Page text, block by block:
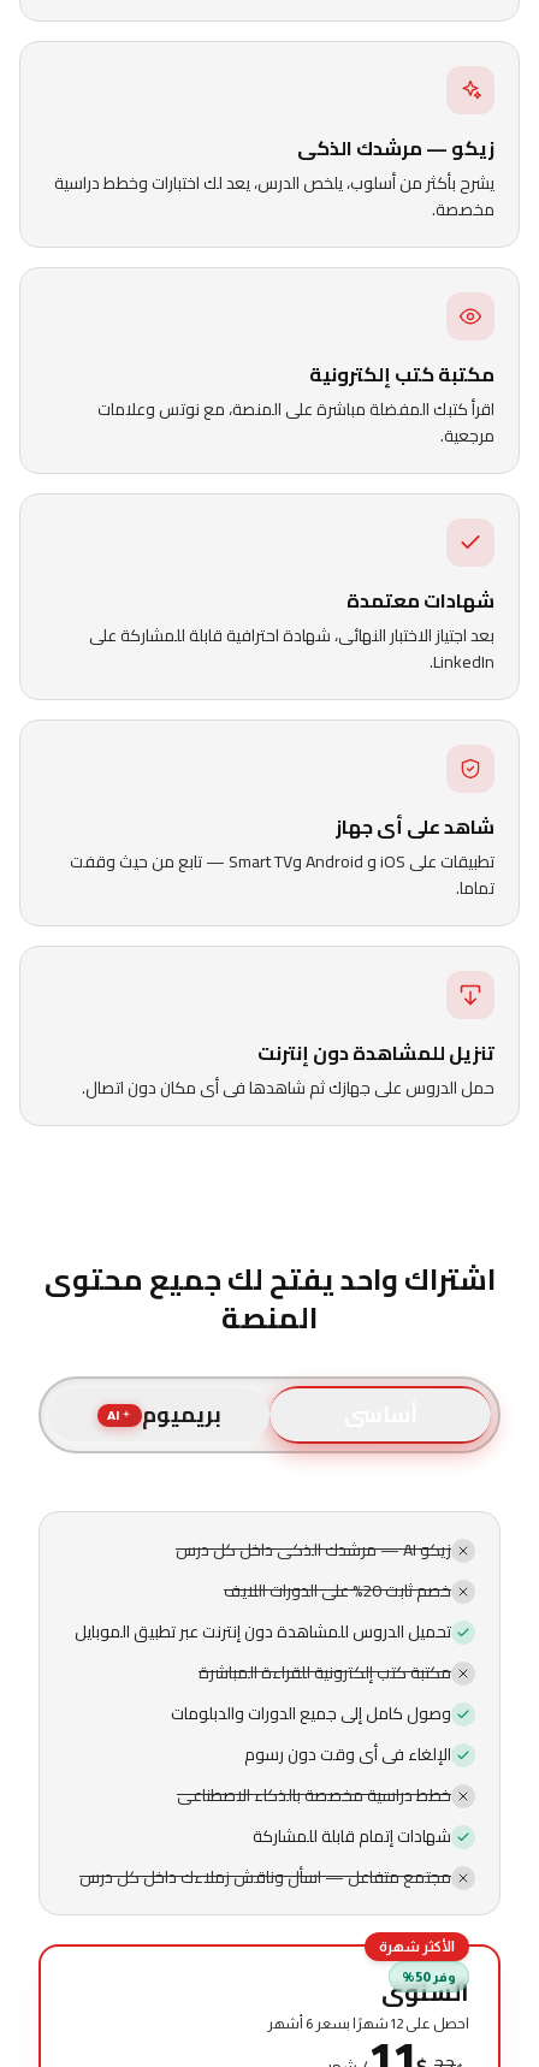
زيكو — مرشدك الذكى
يشرح بأكثر من أسلوب، يلخص الدرس، يعد لك اختبارات وخطط دراسية
مخصصة.
مكتبة كتب إلكترونية
اقرأ كتبك المفضلة مباشرة على المنصة، مع نوتس وعلامات
مرجعية.
شهادات معتمدة
بعد اجتياز الاختبار النهائى، شهادة احترافية قابلة للمشاركة على
LinkedIn.
شاهد على أى جهاز
تطبيقات على iOS و Android وSmart TV — تابع من حيث وقفت
تماما.
تنزيل للمشاهدة دون إنترنت
حمل الدروس على جهازك ثم شاهدها فى أى مكان دون اتصال.
اشتراك واحد يفتح لك جميع محتوى
المنصة
بريميوم AI
زيكو AI — مرشدك الذكى داخل كل درس
خصم ثابت 20% على الدورات اللايف
تحميل الدروس للمشاهدة دون إنترنت عبر تطبيق الموبايل
مكتبة كتب إلكترونية للقراءة المباشرة
وصول كامل إلى جميع الدورات والدبلومات
الإلغاء فى أى وقت دون رسوم
خطط دراسية مخصصة بالذكاء الاصطناعى
شهادات إتمام قابلة للمشاركة
مجتمع متفاعل — اسأل وناقش زملاءك داخل كل درس
الأكثر شهرة
وفر 50%
السنوى
احصل على 12 شهرًا بسعر 6 أشهر